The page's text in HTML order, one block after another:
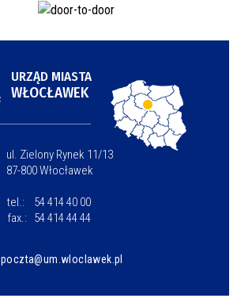
URZĄD MIASTA
WŁOCŁAWEK
ul. Zielony Rynek 11/13
87-800 Włocławek
tel.:
54 414 40 00
fax.:
54 414 44 44
poczta@um.wloclawek.pl